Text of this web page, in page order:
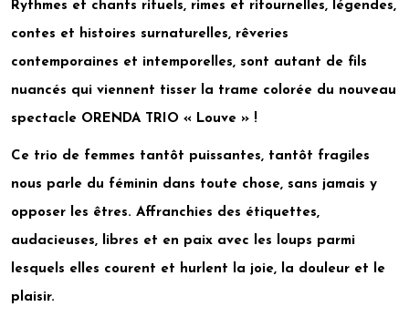
Rythmes et chants rituels, rimes et ritournelles, légendes,
contes et histoires surnaturelles, rêveries
contemporaines et intemporelles, sont autant de fils
nuancés qui viennent tisser la trame colorée du nouveau
spectacle ORENDA TRIO « Louve » !
Ce trio de femmes tantôt puissantes, tantôt fragiles
nous parle du féminin dans toute chose, sans jamais y
opposer les êtres. Affranchies des étiquettes,
audacieuses, libres et en paix avec les loups parmi
lesquels elles courent et hurlent la joie, la douleur et le
plaisir.